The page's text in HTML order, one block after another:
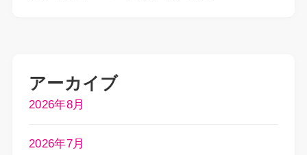
アーカイブ
2026年8月
2026年7月